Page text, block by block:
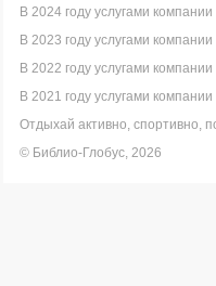
В 2024 году услугами
В 2023 году услугами
В 2022 году услугами
В 2021 году услугами
Отдыхай активно, спортивно,
© Библио-Глобус, 2026